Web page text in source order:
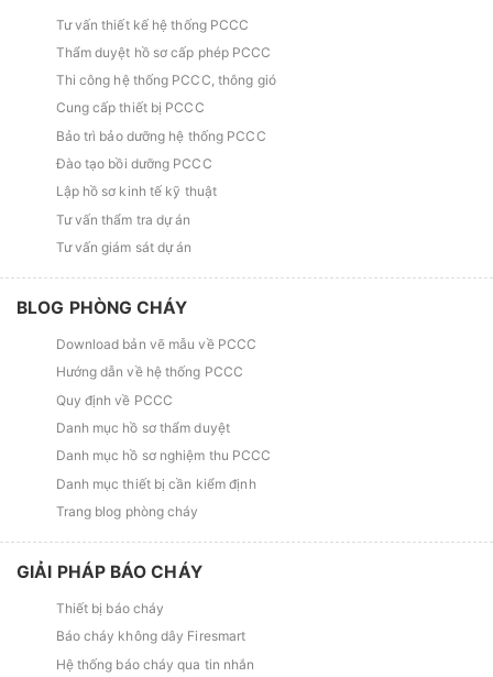
Tư vấn thiết kế hệ thống PCCC
Thẩm duyệt hồ sơ cấp phép PCCC
Thi công hệ thống PCCC, thông gió
Cung cấp thiết bị PCCC
Bảo trì bảo dưỡng hệ thống PCCC
Đào tạo bồi dưỡng PCCC
Lập hồ sơ kinh tế kỹ thuật
Tư vấn thẩm tra dự án
Tư vấn giám sát dự án
BLOG PHÒNG CHÁY
Download bản vẽ mẫu về PCCC
Hướng dẫn về hệ thống PCCC
Quy định về PCCC
Danh mục hồ sơ thẩm duyệt
Danh mục hồ sơ nghiệm thu PCCC
Danh mục thiết bị cần kiểm định
Trang blog phòng cháy
GIẢI PHÁP BÁO CHÁY
Thiết bị báo cháy
Báo cháy không dây Firesmart
Hệ thống báo cháy qua tin nhắn